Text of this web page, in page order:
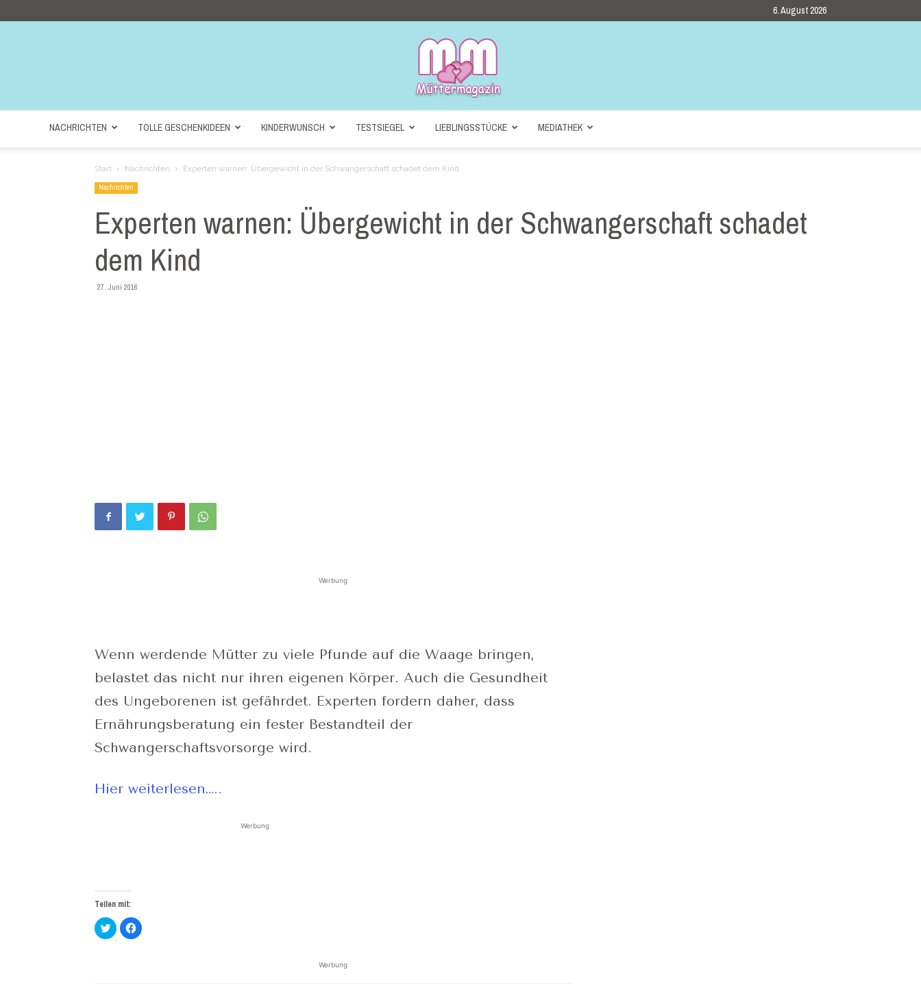
6. August 2026
NACHRICHTEN TOLLE GESCHENKIDEEN KINDERWUNSCH TESTSIEGEL LIEBLINGSSTÜCKE MEDIATHEK
Start Nachrichten Experten warnen: Übergewicht in der Schwangerschaft schadet dem Kind
Nachrichten
Experten warnen: Übergewicht in der Schwangerschaft schadet
dem Kind
27. Juni 2016
Werbung
Wenn werdende Mütter zu viele Pfunde auf die Waage bringen,
belastet das nicht nur ihren eigenen Körper. Auch die Gesundheit
des Ungeborenen ist gefährdet. Experten fordern daher, dass
Ernährungsberatung ein fester Bestandteil der
Schwangerschaftsvorsorge wird.
Hier weiterlesen…..
Werbung
Teilen mit:
Klick,
um
über
Klick,
um
Werbung